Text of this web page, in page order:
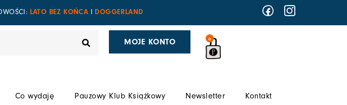
LATO BEZ KOŃCA DOGGERLAND
MOJE KONTO 0
Co wydaję Pauzowy Klub Książkowy Newsletter Kontakt